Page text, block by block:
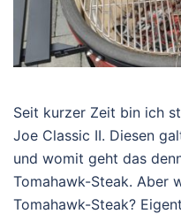
Seit kurzer Zeit bin ich
Joe Classic II. Diesen
und womit geht das
Tomahawk-Steak. Aber
Tomahawk-Steak?